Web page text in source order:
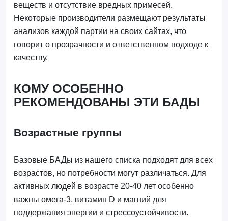
веществ и отсутствие вредных примесей.
Некоторые производители размещают результаты
анализов каждой партии на своих сайтах, что
говорит о прозрачности и ответственном подходе к
качеству.
КОМУ ОСОБЕННО
РЕКОМЕНДОВАНЫ ЭТИ БАДЫ
Возрастные группы
Базовые БАДы из нашего списка подходят для всех
возрастов, но потребности могут различаться. Для
активных людей в возрасте 20-40 лет особенно
важны омега-3, витамин D и магний для
поддержания энергии и стрессоустойчивости.